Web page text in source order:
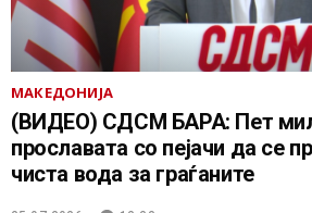
МАКЕДОНИЈА
(ВИДЕО) СДСМ БАРА: Пет
прославата со пејачи да се
чиста вода за граѓаните